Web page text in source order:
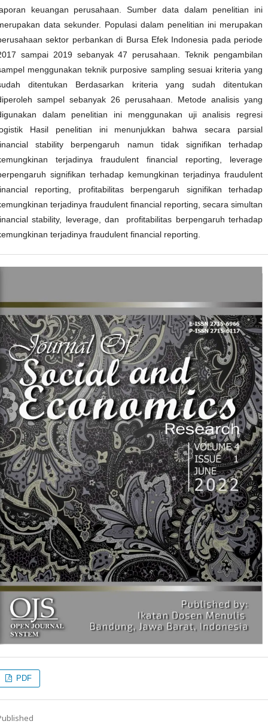
keuangan perusahaan. Sumber data dalam penelitian ini
data sekunder. Populasi dalam penelitian ini merupakan
sektor perbankan di Bursa Efek Indonesia pada periode
sampai 2019 sebanyak 47 perusahaan. Teknik pengambilan
menggunakan teknik purposive sampling sesuai kriteria yang
ditentukan Berdasarkan kriteria yang sudah ditentukan
sampel sebanyak 26 perusahaan. Metode analisis yang
dalam penelitian ini menggunakan uji analisis regresi
Hasil penelitian ini menunjukkan bahwa secara parsial
stability berpengaruh namun tidak signifikan terhadap
terjadinya fraudulent financial reporting, leverage
signifikan terhadap kemungkinan terjadinya fraudulent
reporting, profitabilitas berpengaruh signifikan terhadap
terjadinya fraudulent financial reporting, secara simultan
stability, leverage, dan profitabilitas berpengaruh terhadap
terjadinya fraudulent financial reporting.
PDF